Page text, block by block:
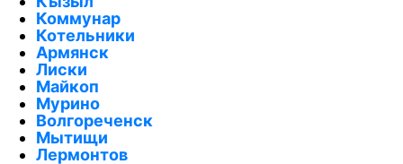
Коммунар
Котельники
Армянск
Лиски
Майкоп
Мурино
Волгореченск
Мытищи
Лермонтов